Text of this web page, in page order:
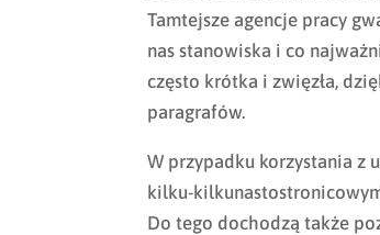
Tamtejsze agencje pracy
nas stanowiska i co
często krótka i zwięzła,
paragrafów.
W przypadku korzystania z
kilku-
Do tego dochodzą także